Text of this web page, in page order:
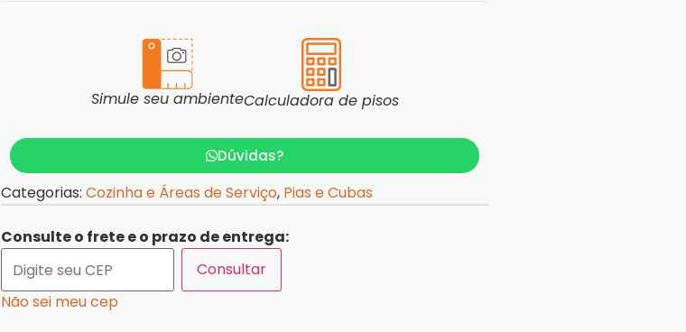
Simule seu ambienteCalculadora de pisos
Dúvidas?
Categorias: Cozinha e Áreas de Serviço, Pias e Cubas
Consulte o frete e o prazo de entrega:
Consultar
Não sei meu cep